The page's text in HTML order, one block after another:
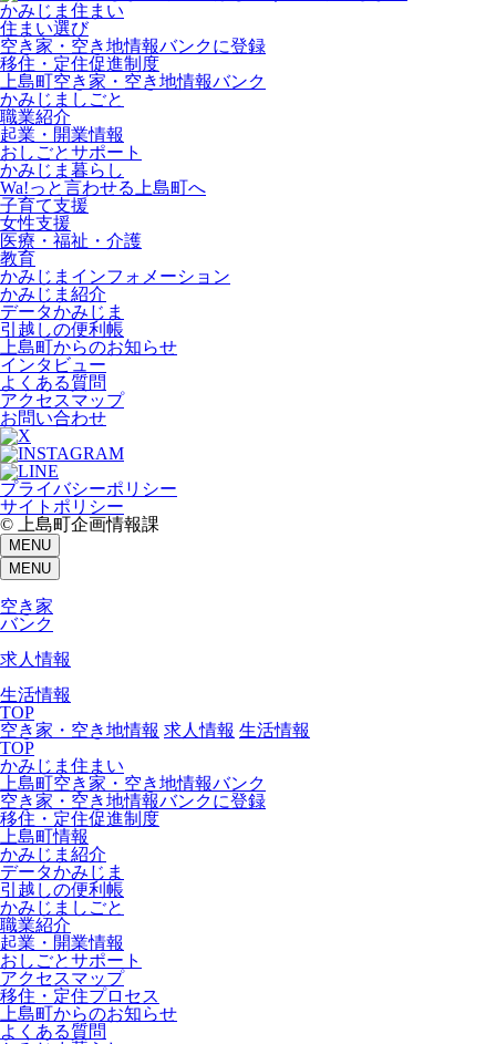
かみじま住まい
住まい選び
空き家・空き地情報バンクに登録
移住・定住促進制度
上島町空き家・空き地情報バンク
かみじましごと
職業紹介
起業・開業情報
おしごとサポート
かみじま暮らし
Wa!っと言わせる上島町へ
子育て支援
女性支援
医療・福祉・介護
教育
かみじまインフォメーション
かみじま紹介
データかみじま
引越しの便利帳
上島町からのお知らせ
インタビュー
よくある質問
アクセスマップ
お問い合わせ
プライバシーポリシー
サイトポリシー
© 上島町企画情報課
MENU
MENU
空き家
バンク
求人情報
生活情報
TOP
空き家・空き地情報 求人情報 生活情報
TOP
かみじま住まい
上島町空き家・空き地情報バンク
空き家・空き地情報バンクに登録
移住・定住促進制度
上島町情報
かみじま紹介
データかみじま
引越しの便利帳
かみじましごと
職業紹介
起業・開業情報
おしごとサポート
アクセスマップ
移住・定住プロセス
上島町からのお知らせ
よくある質問